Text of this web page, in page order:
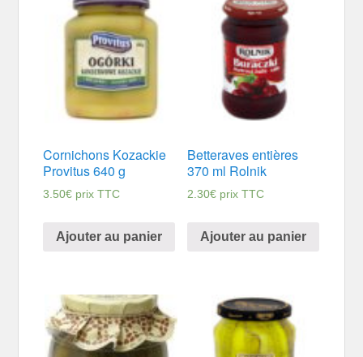
Cornichons Kozackie
Provitus 640 g
3.50€ prix TTC
Ajouter au panier
Betteraves entières
370 ml Rolnik
2.30€ prix TTC
Ajouter au panier